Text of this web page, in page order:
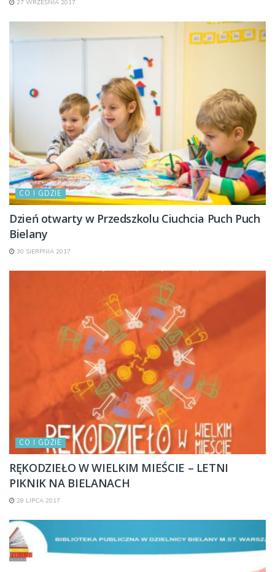
27 WRZEŚNIA 2017
CO I GDZIE
Dzień otwarty w Przedszkolu Ciuchcia Puch Puch
Bielany
30 SIERPNIA 2017
CO I GDZIE
RĘKODZIEŁO W WIELKIM MIEŚCIE – LETNI
PIKNIK NA BIELANACH
28 LIPCA 2017